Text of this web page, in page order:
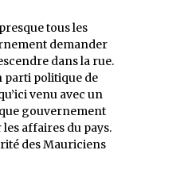
tous les
demander
dans la rue.
parti politique de
venu avec un
gouvernement
affaires du pays.
des Mauriciens